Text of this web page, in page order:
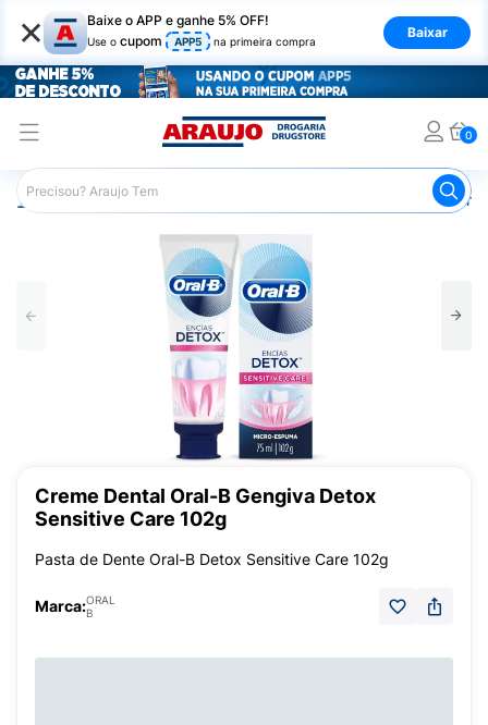
× Baixe o APP e ganhe 5% OFF!
Use o cupom APP5 na primeira compra
Baixar
0
Araujo Higiene Pessoal Pasta de Dente
Creme Dental Oral-B Gengiva Detox
Sensitive Care 102g
Pasta de Dente Oral-B Detox Sensitive Care 102g
Marca:ORAL
B